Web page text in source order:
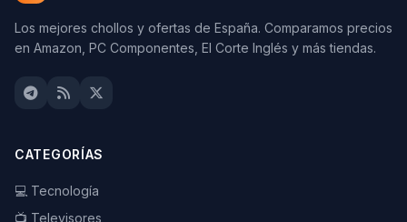
Los mejores chollos y ofertas de España. Comparamos precios
en Amazon, PC Componentes, El Corte Inglés y más tiendas.
CATEGORÍAS
💻 Tecnología
📺 Televisores